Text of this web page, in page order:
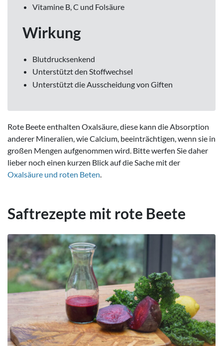
Vitamine B, C und Folsäure
Wirkung
Blutdrucksenkend
Unterstützt den Stoffwechsel
Unterstützt die Ausscheidung von Giften
Rote Beete enthalten Oxalsäure, diese kann die Absorption
anderer Mineralien wieCalcium beeinträchtigen wenn sie in
großen Mengen aufgenommen wird . Bitte werfen Sie daher
lieber noch einen kurzen Blick auf die Sache mit der
Oxalsäure und roten Beten
Saftrezepte mit rote Beete